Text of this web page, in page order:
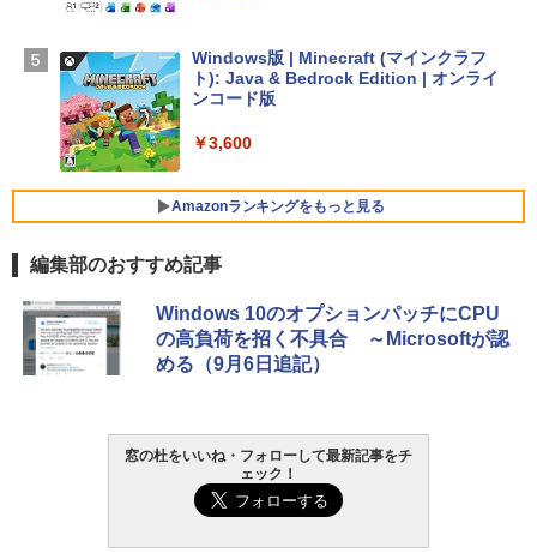
￥129,800
FMV ノートパソコン WE1-K3 (MS 365 P
VWK3E15W_AZ
Windows版 | Minecraft (マインクラフ
ト): Java & Bedrock Edition | オンライ
ンコード版
￥3,600
Amazonランキングをもっと見る
生成AIパスポート公式テキスト 第４版
￥1,766
1冊ですべて身につくHTML & CSSとWe
bデザイン入門講座［第2版］
￥1,292
Amazon Kindle - 目に優しい、かさばら
ない、大きな画面で読みやすい、6週間持
続バッテリー、6インチディスプレイ電子
書籍リーダー、マッチャ、16GB、広告な
￥16,980
Kindle Paperwhite シグニチャーエディ
ション (32GB) 7インチディスプレイ、明
編集部のおすすめ記事
Windows 10のオプションパッチにCPU
の高負荷を招く不具合 ～Microsoftが認
める（9月6日追記）
窓の杜をいいね・フォローして最新記事をチ
ェック！